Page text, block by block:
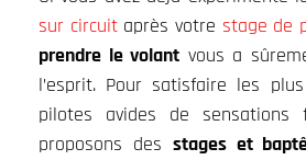
sur circuitaprès votre stage de
prendre le volant vous a
l’esprit. Pour satisfaire les
pilotes avides de sensations
proposons des stages et